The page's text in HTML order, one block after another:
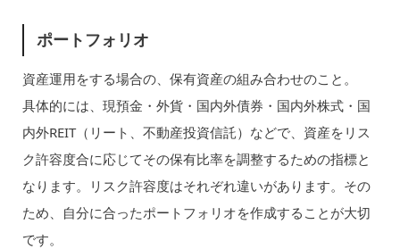
ポートフォリオ
資産運用をする場合の、保有資産の組み合わせのこと。
具体的には、現預金・外貨・国内外債券・国内外株式・国
内外REIT（リート、不動産投資信託）などで、資産をリス
ク許容度合に応じてその保有比率を調整するための指標と
なります。リスク許容度はそれぞれ違いがあります。その
ため、自分に合ったポートフォリオを作成することが大切
です。